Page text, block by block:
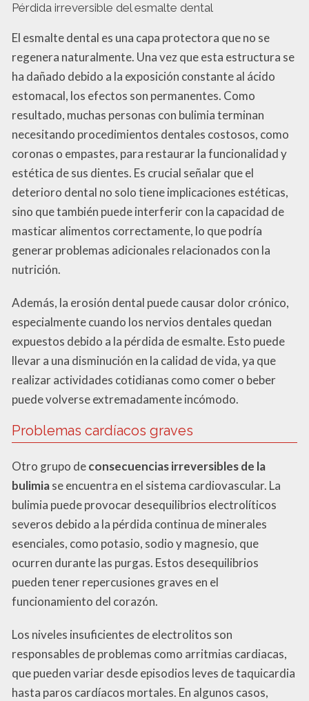
Pérdida irreversible del esmalte dental
El esmalte dental es una capa protectora que no se
regenera naturalmente. Una vez que esta estructura se
ha dañado debido a la exposición constante al ácido
estomacal, los efectos son permanentes. Como
resultado, muchas personas con bulimia terminan
necesitando procedimientos dentales costosos, como
coronas o empastes, para restaurar la funcionalidad y
estética de sus dientes. Es crucial señalar que el
deterioro dental no solo tiene implicaciones estéticas,
sino que también puede interferir con la capacidad de
masticar alimentos correctamente, lo que podría
generar problemas adicionales relacionados con la
nutrición.
Además, la erosión dental puede causar dolor crónico,
especialmente cuando los nervios dentales quedan
expuestos debido a la pérdida de esmalte. Esto puede
llevar a una disminución en la calidad de vida, ya que
realizar actividades cotidianas como comer o beber
puede volverse extremadamente incómodo.
Problemas cardíacos graves
Otro grupo deconsecuencias irreversibles de la
bulimiase encuentra en el sistema cardiovascular. La
bulimia puede provocar desequilibrios electrolíticos
severos debido a la pérdida continua de minerales
esenciales, como potasio, sodio y magnesio, que
ocurren durante las purgas. Estos desequilibrios
pueden tener repercusiones graves en el
funcionamiento del corazón.
Los niveles insuficientes de electrolitos son
responsables de problemas como arritmias cardiacas,
que pueden variar desde episodios leves de taquicardia
hasta paros cardíacos mortales. En algunos casos,